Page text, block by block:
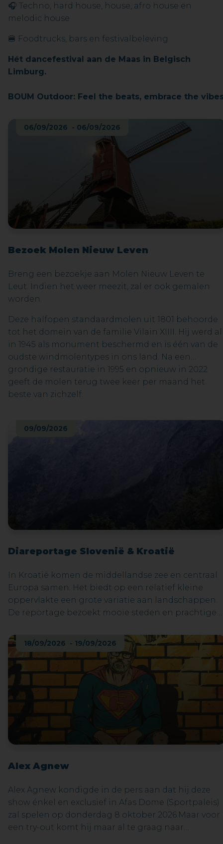
🎧 Techno, hard house, house, afro house en
melodic house
🍔 Foodtrucks, bars en festivalbeleving
Hét dancefestival aan de Maas in Belgisch
Limburg.
BOUM Outdoor: Feel the beats, embrace the
06/09/2026 - 06/09/2026
Bezoek Molen Nieuw Leven
Breng een bezoekje aan Molen Nieuw Leven te
Leut. Indien het weer meezit, zal er ook gemalen
worden.
Deze halfopen standaardmolen uit 1801 behoorde
tot het domein van de familie Vilain XIIII. Hij werd al
in 1945 als monument beschermd en is één van de
oudste windmolentypes in ons land. Na een
grondige restauratie in 1995 en opnieuw in 2022
geeft de molen terug twee keer per maand het
beste van zichzelf.
09/09/2026
Diareportage Slovenië & Kroatië
In Kroatië komen de middellandse zee en centraal
Europa samen. Het biedt op een relatief kleine
oppervlakte een grote variatie aan landschappen.
De reportage bezoekt mooie steden en prachtige
deel van het voormalige Joegoslavië. Het
combineert de grootsheid van de Alpen met de
charme van de Adriatische kust. Het betovert
bezoekers met zijn wondermooie natuur, rijke
cultuur en sfeervolle steden.
18/09/2026 - 19/09/2026
Alex Agnew
Alex Agnew kondigde in de pers aan dat hij deze
show énkel en exclusief in Afas Dome (Sportpaleis)
zal spelen op donderdag 8 oktober 2026.Maar voor
een try-out komt hij maar al te graag naar